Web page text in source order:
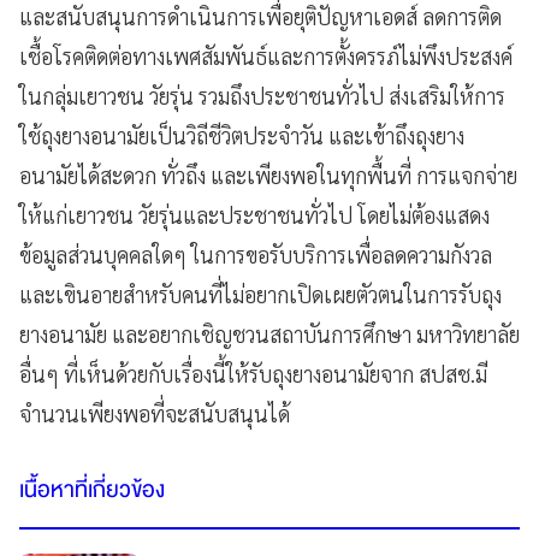
และสนับสนุนการดำเนินการเพื่อยุติปัญหาเอดส์ ลดการติด
เชื้อโรคติดต่อทางเพศสัมพันธ์และการตั้งครรภ์ไม่พึงประสงค์
ในกลุ่มเยาวชน วัยรุ่น รวมถึงประชาชนทั่วไป ส่งเสริมให้การ
ใช้ถุงยางอนามัยเป็นวิถีชีวิตประจำวัน และเข้าถึงถุงยาง
อนามัยได้สะดวก ทั่วถึง และเพียงพอในทุกพื้นที่ การแจกจ่าย
ให้แก่เยาวชน วัยรุ่นและประชาชนทั่วไป โดยไม่ต้องแสดง
ข้อมูลส่วนบุคคลใดๆ ในการขอรับบริการเพื่อลดความกังวล
และเขินอายสำหรับคนที่ไม่อยากเปิดเผยตัวตนในการรับถุง
ยางอนามัย และอยากเชิญชวนสถาบันการศึกษา มหาวิทยาลัย
อื่นๆ ที่เห็นด้วยกับเรื่องนี้ให้รับถุงยางอนามัยจาก สปสช.มี
จำนวนเพียงพอที่จะสนับสนุนได้
เนื้อหาที่เกี่ยวข้อง